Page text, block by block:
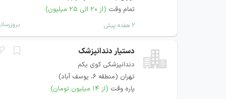
تمام وقت (از ۲۰ الی ۲۵ میلیون)
۲ هفته پیش
دستیار دندانپزشک
دندانپزشکی کوی یکم
تهران (منطقه ۶، یوسف آباد)
پاره وقت (از ۱۴ میلیون تومان)